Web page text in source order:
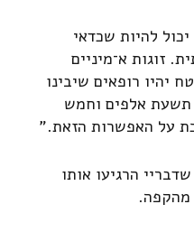
להיות שכדאי
זוגות א־מיניים
יהיו רופאים שיבינו
אלפים וחמש
על האפשרות הזאת."
הרגיעו אותו
מהקפה.